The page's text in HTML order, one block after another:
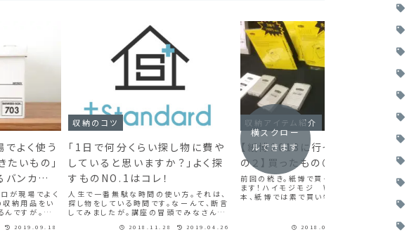
よく使う
たいもの」
ンカーズ
が現場でよく
収納用品をい
ですが。無
のひとつがこ
2019.09.18
収納のコツ
「1日で何分くらい探し物に費や
していると思いますか？」よく探
すものNO.1はコレ！
人生で一番無駄な時間の使い方。それは、
探し物をしている時間です。なーんて、断言
してみましたが。講座の冒頭でみなさんに
物に費やしていると思いますか？」という質
2018.11.28 2019.04.26
収納アイテム紹介
【紙博2018に行ってきました！そ
の２】買ったもの＠仕事用
前回の続き。紙博で買ったものをご紹介し
ます！ハイモジモジ WORKERS’BOX基
本、紙博では素で買い物してたんですが、こ
ちらのブースを見て仕事スイッチON。「わ
めできるかも！？）」と思い、いくつ買お...
2018.06.17 2021.08.26
横スクロー
ルできます